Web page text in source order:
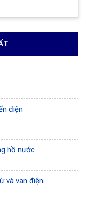
điện
hồ nước
và van điện